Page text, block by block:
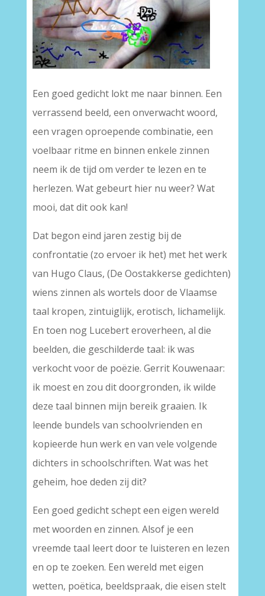
Een goed gedicht lokt me naar binnen. Een
verrassend beeld, een onverwacht woord,
een vragen oproepende combinatie, een
voelbaar ritme en binnen enkele zinnen
neem ik de tijd om verder te lezen en te
herlezen. Wat gebeurt hier nu weer? Wat
mooi, dat dit ook kan!
Dat begon eind jaren zestig bij de
confrontatie (zo ervoer ik het) met het werk
van Hugo Claus, (De Oostakkerse gedichten)
wiens zinnen als wortels door de Vlaamse
taal kropen, zintuiglijk, erotisch, lichamelijk.
En toen nog Lucebert eroverheen, al die
beelden, die geschilderde taal: ik was
verkocht voor de poëzie. Gerrit Kouwenaar:
ik moest en zou dit doorgronden, ik wilde
deze taal binnen mijn bereik graaien. Ik
leende bundels van schoolvrienden en
kopieerde hun werk en van vele volgende
dichters in schoolschriften. Wat was het
geheim, hoe deden zij dit?
Een goed gedicht schept een eigen wereld
met woorden en zinnen. Alsof je een
vreemde taal leert door te luisteren en lezen
en op te zoeken. Een wereld met eigen
wetten, poëtica, beeldspraak, die eisen stelt